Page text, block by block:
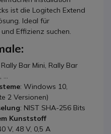
ist die Logitech Extend
Ideal für
Effizienz suchen.
Bar Mini, Rally Bar
: Windows 10,
2 Versionen)
: NIST SHA-256 Bits
Kunststoff
V, 48 V, 0,5 A